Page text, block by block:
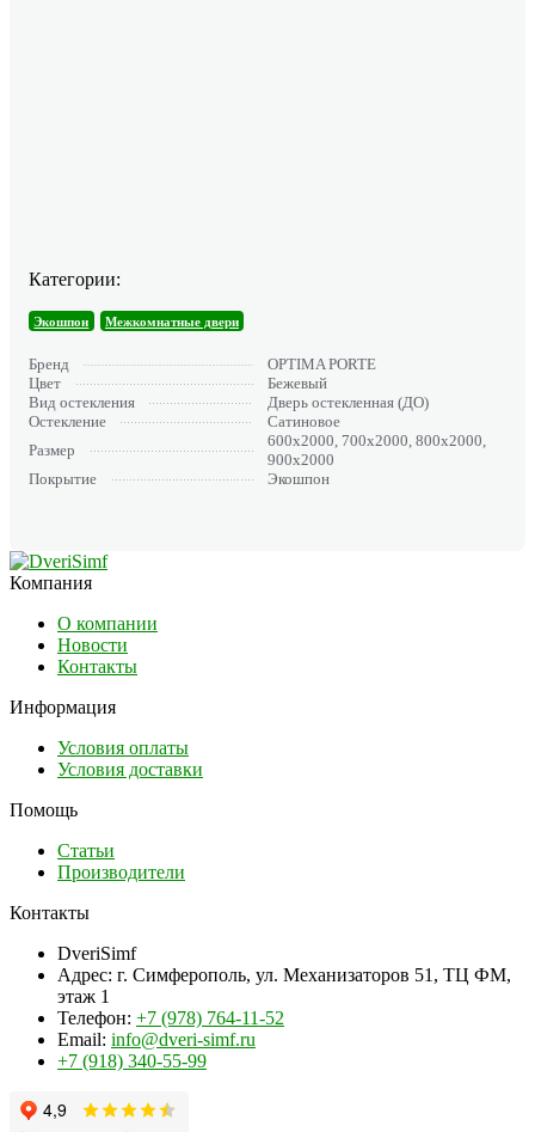
Категории:
Экошпон Межкомнатные двери
Бренд
OPTIMA PORTE
Цвет
Бежевый
Вид остекления
Дверь остекленная (ДО)
Остекление
Сатиновое
Размер
600х2000, 700х2000, 800х2000,
900х2000
Покрытие
Экошпон
Компания
О компании
Новости
Контакты
Информация
Условия оплаты
Условия доставки
Помощь
Статьи
Производители
Контакты
DveriSimf
Адрес: г. Симферополь, ул. Механизаторов 51, ТЦ ФМ,
этаж 1
Телефон: +7 (978) 764-11-52
Email: info@dveri-simf.ru
+7 (918) 340-55-99